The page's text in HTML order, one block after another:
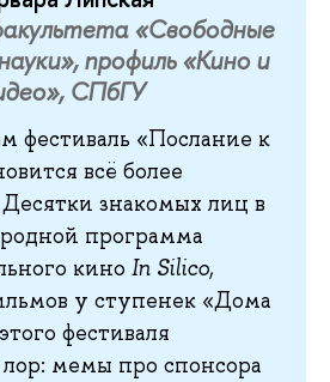
«Свободные
профиль «Кино и
СПбГУ
фестиваль «Послание к
всё более
знакомых лиц в
родной программа
кино In Silico,
у ступенек «Дома
фестиваля
лор: мемы про спонсора